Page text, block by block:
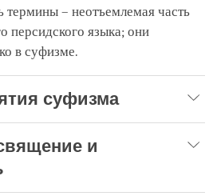
термины – неотъемлемая часть
персидского языка; они
в суфизме.
суфизма
и